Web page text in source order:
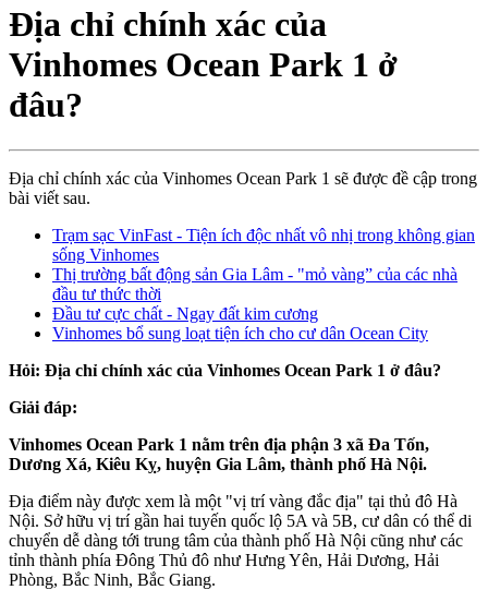
Địa chỉ chính xác của
Vinhomes Ocean Park 1 ở
đâu?
Địa chỉ chính xác của Vinhomes Ocean Park 1 sẽ được đề cập trong
bài viết sau.
Trạm sạc VinFast - Tiện ích độc nhất vô nhị trong không gian
sống Vinhomes
Thị trường bất động sản Gia Lâm - "mỏ vàng” của các nhà
đầu tư thức thời
Đầu tư cực chất - Ngay đất kim cương
Vinhomes bổ sung loạt tiện ích cho cư dân Ocean City
Hỏi: Địa chỉ chính xác của Vinhomes Ocean Park 1 ở đâu?
Giải đáp:
Vinhomes Ocean Park 1 nằm trên địa phận 3 xã Đa Tốn,
Dương Xá, Kiêu Kỵ, huyện Gia Lâm, thành phố Hà Nội.
Địa điểm này được xem là một "vị trí vàng đắc địa" tại thủ đô Hà
Nội. Sở hữu vị trí gần hai tuyến quốc lộ 5A và 5B, cư dân có thể di
chuyển dễ dàng tới trung tâm của thành phố Hà Nội cũng như các
tỉnh thành phía Đông Thủ đô như Hưng Yên, Hải Dương, Hải
Phòng, Bắc Ninh, Bắc Giang.